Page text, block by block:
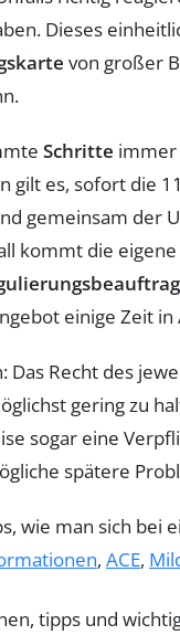
Dieses
von großer
Schritte immer
gilt es, sofort die
gemeinsam der
kommt die eigene
einige Zeit
Das Recht des
gering zu
sogar eine
spätere
wie man sich bei
, ACE,